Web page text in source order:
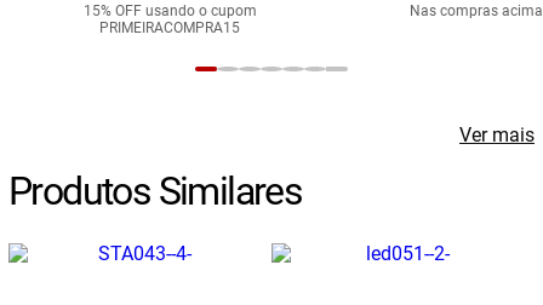
15% OFF usando o cupom
PRIMEIRACOMPRA15
Nas compras
Produtos Similares
Ver mais